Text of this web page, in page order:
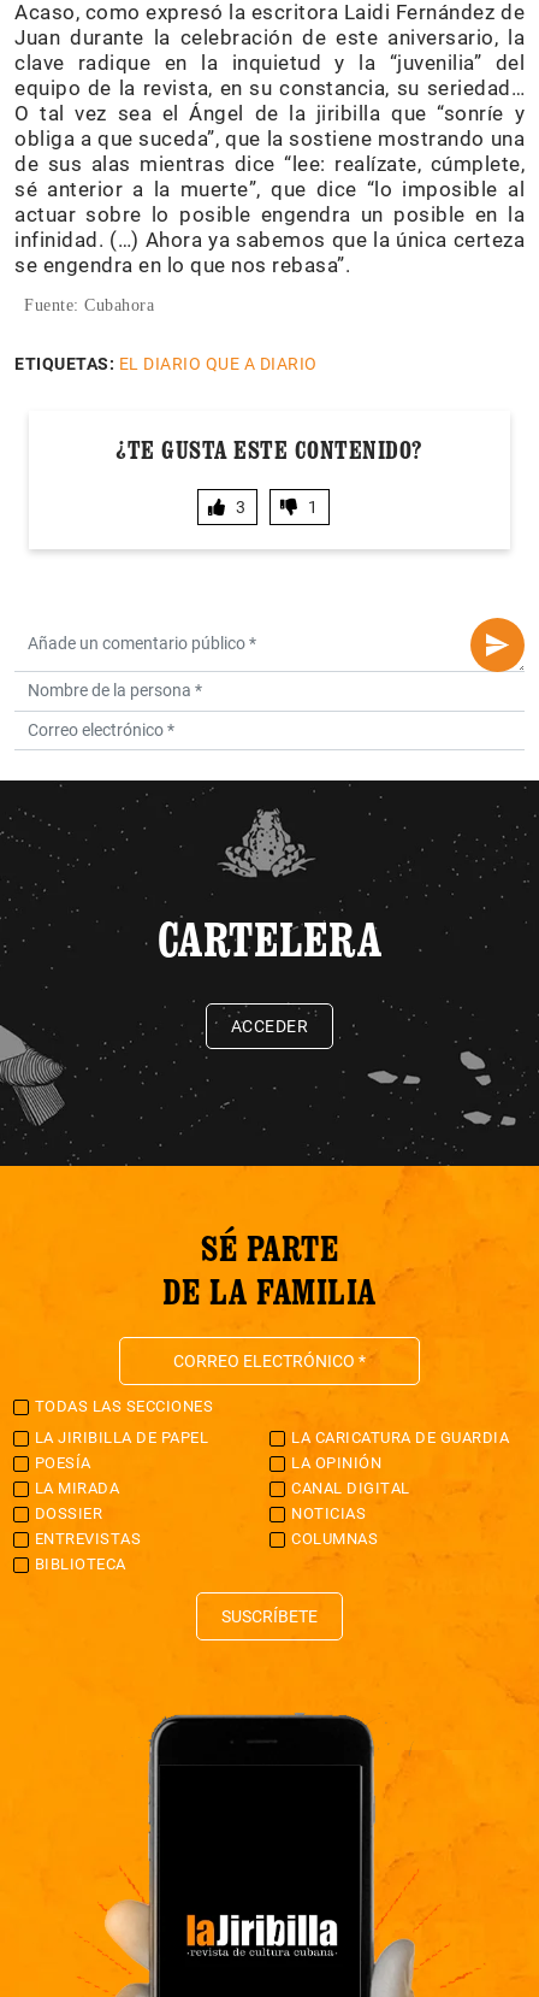
Acaso, como expresó la escritora Laidi Fernández de
Juan durante la celebración de este aniversario, la
clave radique en la inquietud y la “juvenilia” del
equipo de la revista, en su constancia, su seriedad…
O tal vez sea el Ángel de la jiribilla que “sonríe y
obliga a que suceda”, que la sostiene mostrando una
de sus alas mientras dice “lee: realízate, cúmplete,
sé anterior a la muerte”, que dice “lo imposible al
actuar sobre lo posible engendra un posible en la
infinidad. (…) Ahora ya sabemos que la única certeza
se engendra en lo que nos rebasa”.
Fuente: Cubahora
ETIQUETAS: EL DIARIO QUE A DIARIO
¿TE GUSTA ESTE CONTENIDO?
3 1
CARTELERA
ACCEDER
SÉ PARTE
DE LA FAMILIA
TODAS LAS SECCIONES
LA JIRIBILLA DE PAPEL
LA CARICATURA DE GUARDIA
POESÍA
LA OPINIÓN
LA MIRADA
CANAL DIGITAL
DOSSIER
NOTICIAS
ENTREVISTAS
COLUMNAS
BIBLIOTECA
SUSCRÍBETE